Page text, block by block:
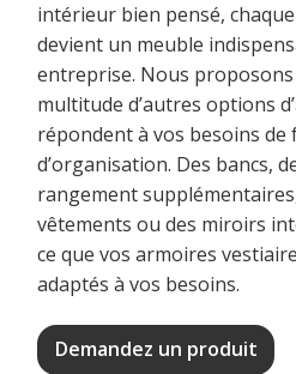
intérieur bien pensé,
devient un meuble
entreprise. Nous
multitude d’autres options
répondent à vos besoins
d’organisation. Des bancs,
rangement
vêtements ou des miroirs
ce que vos armoires
adaptés à vos besoins.
Demandez un produit